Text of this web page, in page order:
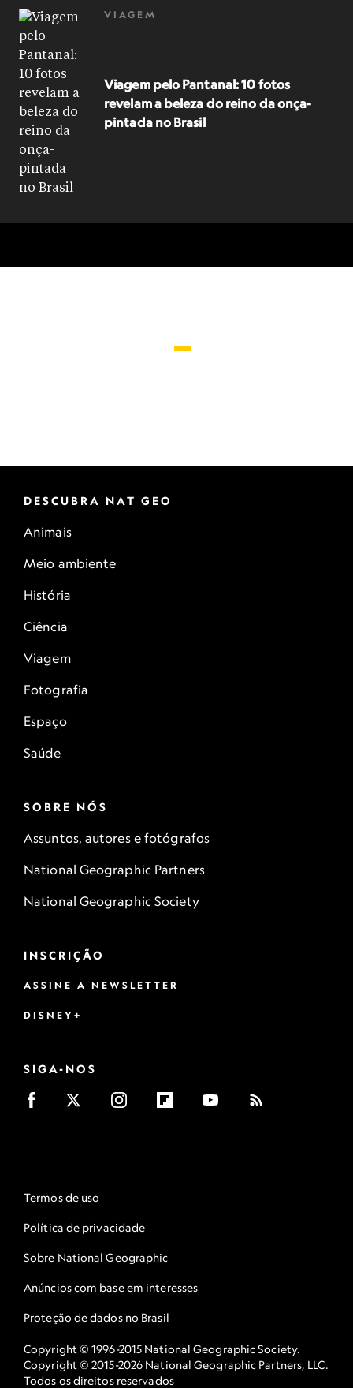
VIAGEM
Viagem pelo Pantanal: 10 fotos
revelam a beleza do reino da onça-
pintada no Brasil
DESCUBRA NAT GEO
Animais
Meio ambiente
História
Ciência
Viagem
Fotografia
Espaço
Saúde
SOBRE NÓS
Assuntos, autores e fotógrafos
National Geographic Partners
National Geographic Society
INSCRIÇÃO
ASSINE A NEWSLETTER
DISNEY+
SIGA-NOS
Termos de uso
Política de privacidade
Sobre National Geographic
Anúncios com base em interesses
Proteção de dados no Brasil
Copyright © 1996-2015 National Geographic Society.
Copyright © 2015-2026 National Geographic Partners, LLC.
Todos os direitos reservados